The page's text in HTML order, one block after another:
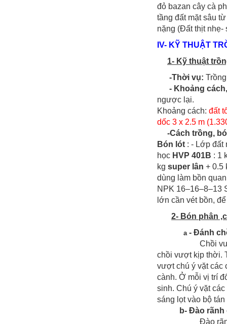
đỏ bazan cây cà
tầng đất mặt sâu
nặng (Đất thịt nhẹ-
IV- KỸ THUẬT
1- Kỹ thuật
-Thời vụ:
- Khoảng
ngược lại.
Khoảng cách: đất
dốc 3 x 2.5 m
-Cách trồng,
Bón lót : - Lớp đất
học HVP 401B : 1
kg super lân + 0.5
dùng làm bồn
NPK 16–16–8–13
lớn cần vét bồn,
2- Bón phân
a - Đánh
Chồi
chồi vượt kịp thời.
vượt chú ý vặt các
cành. Ở mỗi vị trí
sinh. Chú ý vặt
sáng lọt vào bộ tán
b- Đào rãnh
Đào rãnh sâu